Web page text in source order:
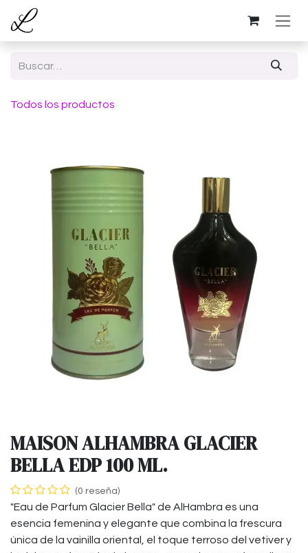
Ir al contenido
Todos los productos
MAISON ALHAMBRA GLACIER
BELLA EDP 100 ML.
(0 reseña)
"Eau de Parfum Glacier Bella" de AlHambra es una
esencia femenina y elegante que combina la frescura
única de la vainilla oriental, el toque terroso del vetiver y